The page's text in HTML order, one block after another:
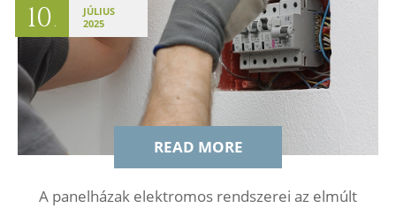
10.
JÚLIUS
2025
READ MORE
A panelházak elektromos rendszerei az elmúlt